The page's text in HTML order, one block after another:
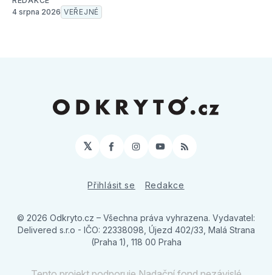
4 srpna 2026 VEŘEJNÉ
𝕏 Facebook
Instagram
YouTube
RSS
Přihlásit se Redakce
© 2026 Odkryto.cz – Všechna práva vyhrazena. Vydavatel:
Delivered s.r.o - IČO: 22338098, Újezd 402/33, Malá Strana
(Praha 1), 118 00 Praha